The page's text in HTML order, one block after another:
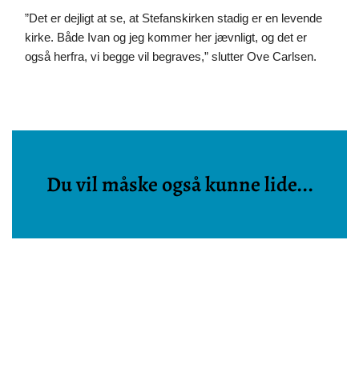
”Det er dejligt at se, at Stefanskirken stadig er en levende
kirke. Både Ivan og jeg kommer her jævnligt, og det er
også herfra, vi begge vil begraves,” slutter Ove Carlsen.
Du vil måske også kunne lide...